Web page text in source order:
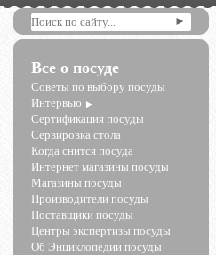
Все о посуде
Советы по выбору посуды
Интервью
Сертификация посуды
Сервировка стола
Когда снится посуда
Интернет магазины посуды
Магазины посуды
Производители посуды
Поставщики посуды
Центры экспертизы посуды
Об Энциклопедии посуды